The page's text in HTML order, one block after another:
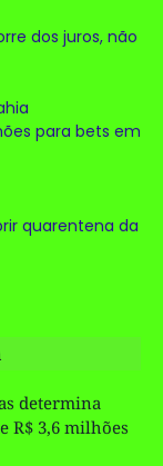
dos juros, não
para bets em
quarentena da
determina
R$ 3,6 milhões